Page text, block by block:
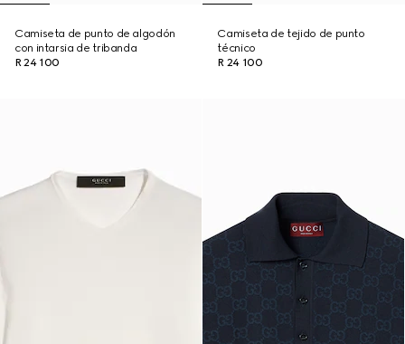
Camiseta de punto de algodón
con intarsia de tribanda
R 24 100
Camiseta de tejido de punto
técnico
R 24 100